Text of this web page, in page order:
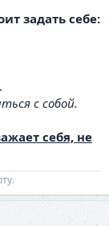
задать себе:
с собой.
себя, не